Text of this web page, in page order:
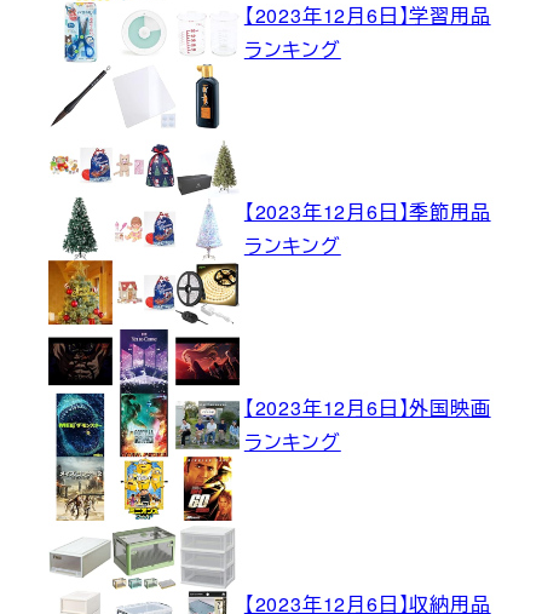
【2023年12月6日】学習用品
ランキング
【2023年12月6日】季節用品
ランキング
【2023年12月6日】外国映画
ランキング
【2023年12月6日】収納用品